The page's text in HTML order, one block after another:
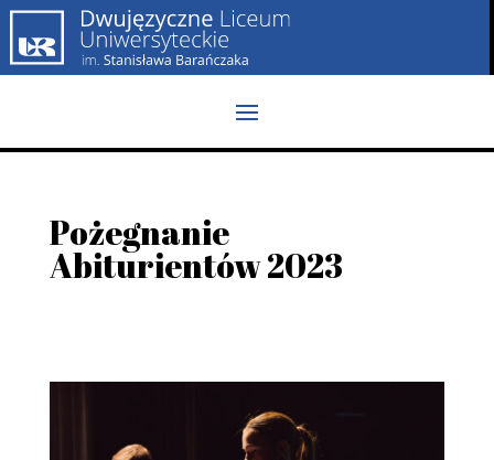
Pożegnanie
Abiturientów 2023